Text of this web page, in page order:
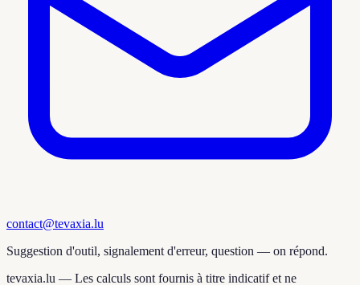
contact@tevaxia.lu
Suggestion d'outil, signalement d'erreur, question — on répond.
tevaxia.lu — Les calculs sont fournis à titre indicatif et ne